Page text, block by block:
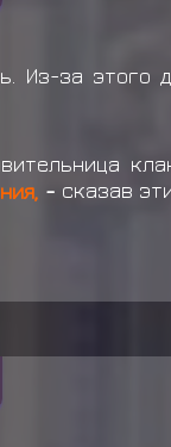
Из-за
- сказав